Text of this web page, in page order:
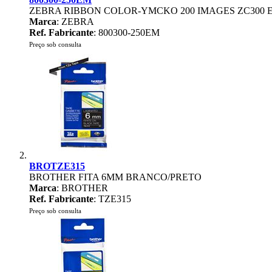
ZEBRA RIBBON COLOR-YMCKO 200 IMAGES ZC300
Marca: ZEBRA
Ref. Fabricante: 800300-250EM
Preço sob consulta
BROTZE315
BROTHER FITA 6MM BRANCO/PRETO
Marca: BROTHER
Ref. Fabricante: TZE315
Preço sob consulta